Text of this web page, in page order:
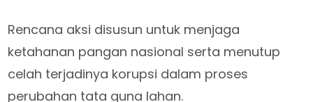
Rencana aksi disusun untuk menjaga
ketahanan pangan nasional serta menutup
celah terjadinya korupsi dalam proses
perubahan tata guna lahan.